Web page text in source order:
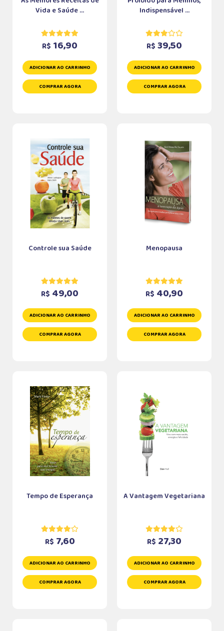
Vida e Saúde ...
R$ 16,90
ADICIONAR AO CARRINHO
COMPRAR AGORA
Indispensável ...
R$ 39,50
ADICIONAR AO CARRINHO
COMPRAR AGORA
Controle sua Saúde
R$ 49,00
ADICIONAR AO CARRINHO
COMPRAR AGORA
Menopausa
R$ 40,90
ADICIONAR AO CARRINHO
COMPRAR AGORA
Tempo de Esperança
R$ 7,60
ADICIONAR AO CARRINHO
COMPRAR AGORA
A Vantagem Vegetariana
R$ 27,30
ADICIONAR AO CARRINHO
COMPRAR AGORA